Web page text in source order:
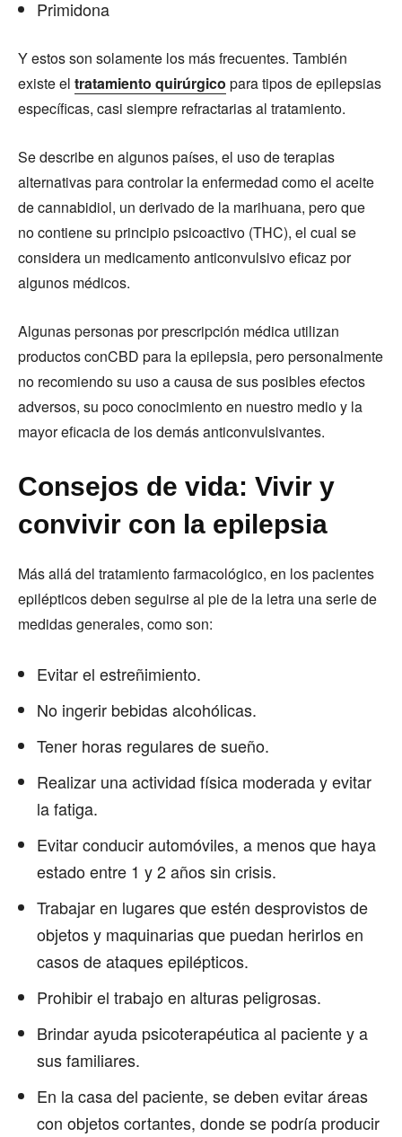
Primidona
Y estos son solamente los más frecuentes. También
existe el tratamiento quirúrgico para tipos de epilepsias
específicas, casi siempre refractarias al tratamiento.
Se describe en algunos países, el uso de terapias
alternativas para controlar la enfermedad como el aceite
de cannabidiol, un derivado de la marihuana, pero que
no contiene su principio psicoactivo (THC), el cual se
considera un medicamento anticonvulsivo eficaz por
algunos médicos.
Algunas personas por prescripción médica utilizan
productos conCBD para la epilepsia, pero personalmente
no recomiendo su uso a causa de sus posibles efectos
adversos, su poco conocimiento en nuestro medio y la
mayor eficacia de los demás anticonvulsivantes.
Consejos de vida: Vivir y
convivir con la epilepsia
Más allá del tratamiento farmacológico, en los pacientes
epilépticos deben seguirse al pie de la letra una serie de
medidas generales, como son:
Evitar el estreñimiento.
No ingerir bebidas alcohólicas.
Tener horas regulares de sueño.
Realizar una actividad física moderada y evitar
la fatiga.
Evitar conducir automóviles, a menos que haya
estado entre 1 y 2 años sin crisis.
Trabajar en lugares que estén desprovistos de
objetos y maquinarias que puedan herirlos en
casos de ataques epilépticos.
Prohibir el trabajo en alturas peligrosas.
Brindar ayuda psicoterapéutica al paciente y a
sus familiares.
En la casa del paciente, se deben evitar áreas
con objetos cortantes, donde se podría producir